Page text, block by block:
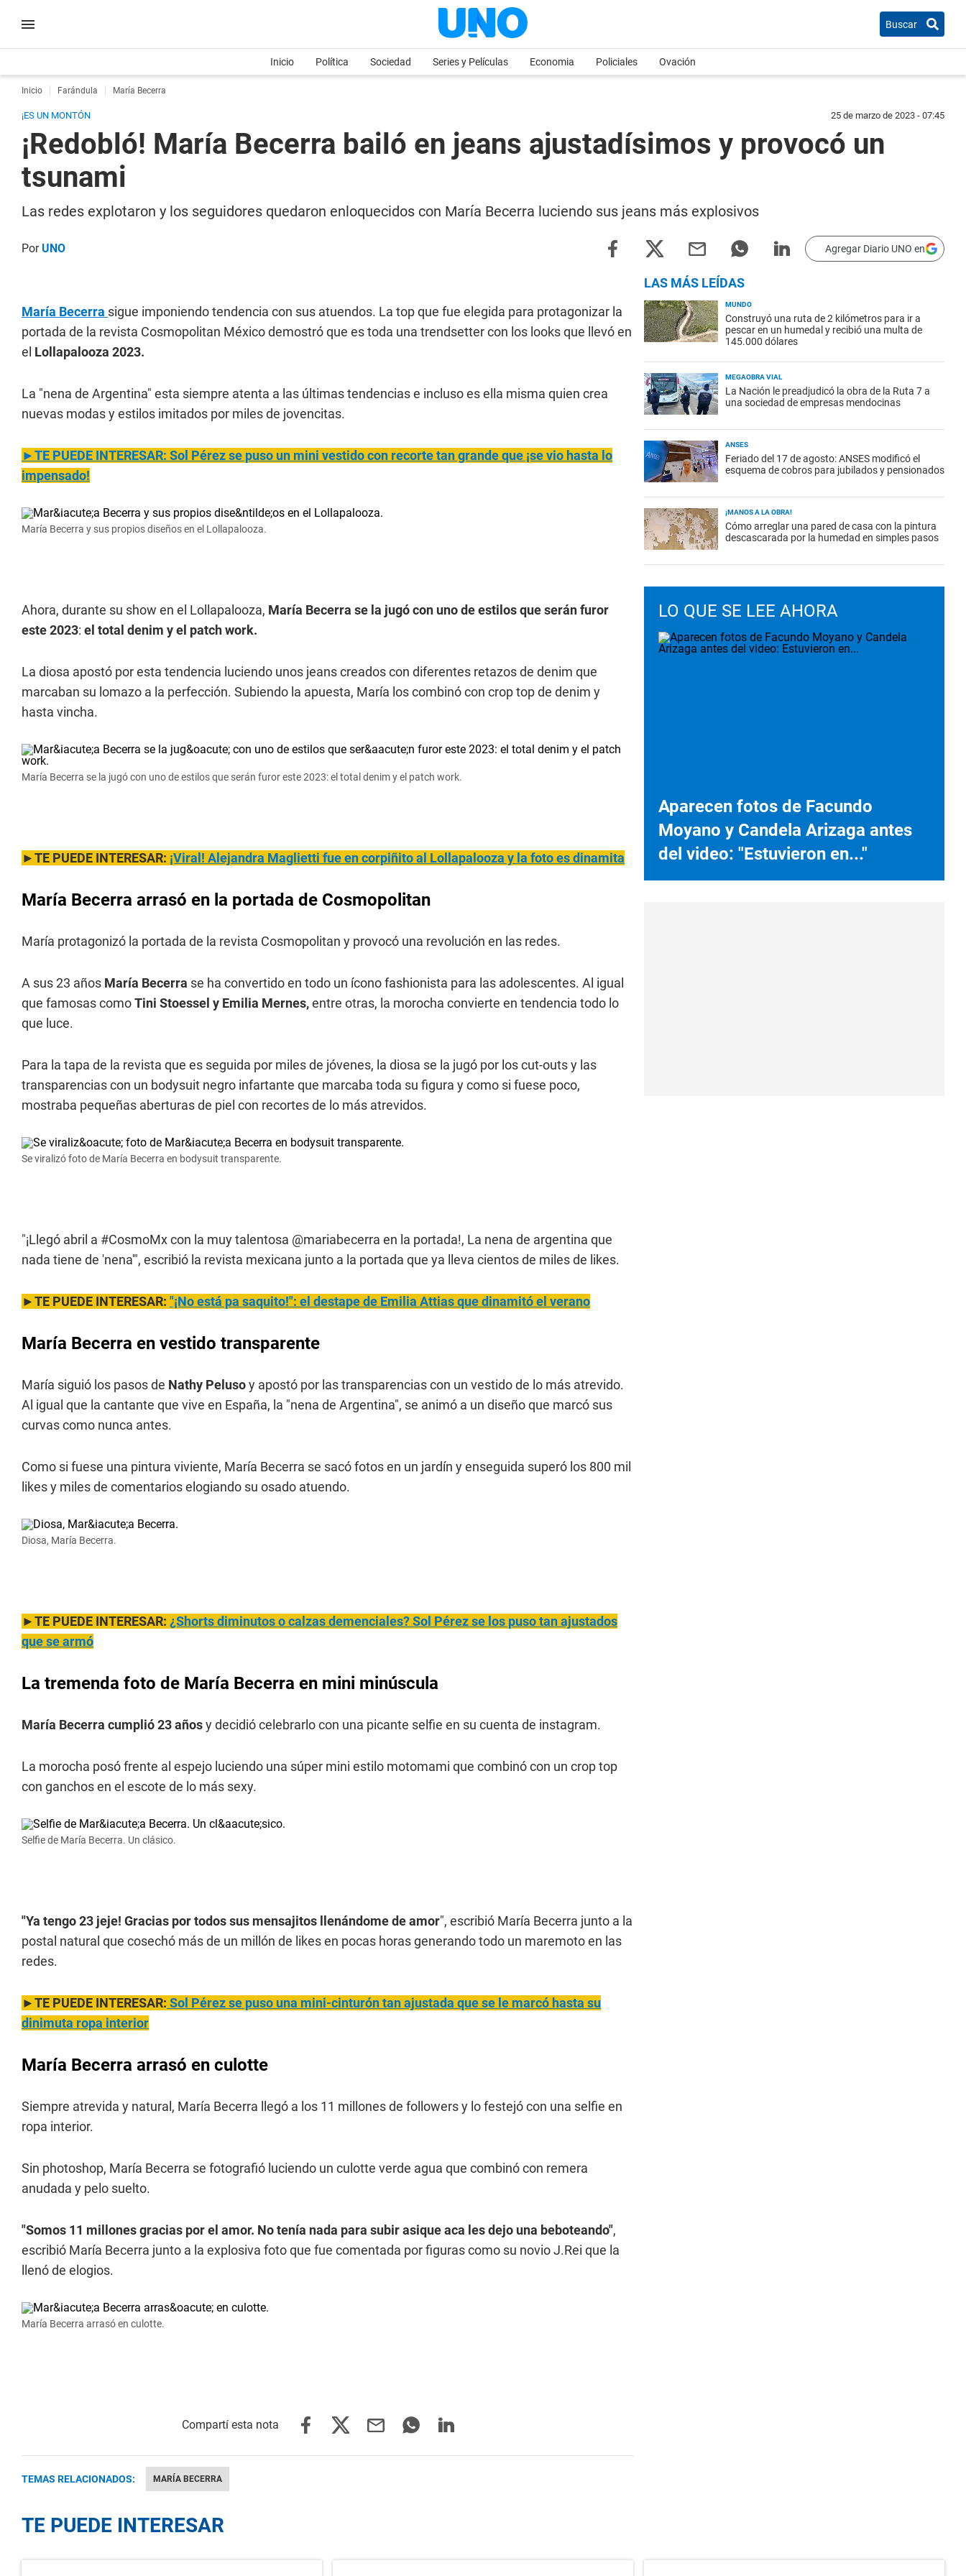
Buscar
Inicio Política Sociedad Series y Películas Economia Policiales Ovación
Inicio Farándula María Becerra
¡ES UN MONTÓN 25 de marzo de 2023 - 07:45
¡Redobló! María Becerra bailó en jeans ajustadísimos y provocó un
tsunami
Las redes explotaron y los seguidores quedaron enloquecidos con María Becerra luciendo sus jeans más explosivos
PorUNO Agregar Diario UNO en
María Becerra sigue imponiendo tendencia con sus atuendos. La top que fue elegida para protagonizar la
portada de la revista Cosmopolitan México demostró que es toda una trendsetter con los looks que llevó en
el Lollapalooza 2023.
La "nena de Argentina" esta siempre atenta a las últimas tendencias e incluso es ella misma quien crea
nuevas modas y estilos imitados por miles de jovencitas.
►TE PUEDE INTERESAR: Sol Pérez se puso un mini vestido con recorte tan grande que ¡se vio hasta lo
impensado!
María Becerra y sus propios diseños en el Lollapalooza.
Ahora, durante su show en el Lollapalooza, María Becerra se la jugó con uno de estilos que serán furor
este 2023: el total denim y el patch work.
La diosa apostó por esta tendencia luciendo unos jeans creados con diferentes retazos de denim que
marcaban su lomazo a la perfección. Subiendo la apuesta, María los combinó con crop top de denim y
hasta vincha.
María Becerra se la jugó con uno de estilos que serán furor este 2023: el total denim y el patch work.
►TE PUEDE INTERESAR: ¡Viral! Alejandra Maglietti fue en corpiñito al Lollapalooza y la foto es dinamita
María Becerra arrasó en la portada de Cosmopolitan
María protagonizó la portada de la revista Cosmopolitan y provocó una revolución en las redes.
A sus 23 años María Becerra se ha convertido en todo un ícono fashionista para las adolescentes. Al igual
que famosas comoTini Stoessel y Emilia Mernes,entre otras, la morocha convierte en tendencia todo lo
que luce.
Para la tapa de la revista que es seguida por miles de jóvenes, la diosa se la jugó por los cut-outs y las
transparencias con un bodysuit negro infartante que marcaba toda su figura y como si fuese poco,
mostraba pequeñas aberturas de piel con recortes de lo más atrevidos.
Se viralizó foto de María Becerra en bodysuit transparente.
"¡Llegó abril a #CosmoMx con la muy talentosa @mariabecerra en la portada!, La nena de argentina que
nada tiene de 'nena'", escribió la revista mexicana junto a la portada que ya lleva cientos de miles de likes.
►TE PUEDE INTERESAR: "¡No está pa saquito!": el destape de Emilia Attias que dinamitó el verano
María Becerra en vestido transparente
María siguió los pasos de Nathy Pelusoy apostó por las transparencias con un vestido de lo más atrevido.
Al igual que la cantante que vive en España, la "nena de Argentina", se animó a un diseño que marcó sus
curvas como nunca antes.
Como si fuese una pintura viviente, María Becerra se sacó fotos en un jardín y enseguida superó los 800 mil
likes y miles de comentarios elogiando su osado atuendo.
Diosa, María Becerra.
►TE PUEDE INTERESAR: ¿Shorts diminutos o calzas demenciales? Sol Pérez se los puso tan ajustados
que se armó
La tremenda foto de María Becerra en mini minúscula
María Becerra cumplió 23 añosy decidió celebrarlo con una picante selfie en su cuenta de instagram.
La morocha posó frente al espejo luciendo una súper mini estilo motomami que combinó con un crop top
con ganchos en el escote de lo más sexy.
Selfie de María Becerra. Un clásico.
"Ya tengo 23 jeje! Gracias por todos sus mensajitos llenándome de amor", escribió María Becerra junto a la
postal natural que cosechó más de un millón de likes en pocas horas generando todo un maremoto en las
redes.
►TE PUEDE INTERESAR: Sol Pérez se puso una mini-cinturón tan ajustada que se le marcó hasta su
dinimuta ropa interior
María Becerra arrasó en culotte
Siempre atrevida y natural, María Becerra llegó a los 11 millones de followers y lo festejó con una selfie en
ropa interior.
Sin photoshop, María Becerra se fotografió luciendo un culotte verde agua que combinó con remera
anudada y pelo suelto.
"Somos 11 millones gracias por el amor. No tenía nada para subir asique aca les dejo una beboteando",
escribió María Becerra junto a la explosiva foto que fue comentada por figuras como su novio J.Rei que la
llenó de elogios.
María Becerra arrasó en culotte.
TEMAS RELACIONADOS: MARÍA BECERRA
LAS MÁS LEÍDAS
MUNDO
Construyó una ruta de 2 kilómetros para ir a
pescar en un humedal y recibió una multa de
145.000 dólares
MEGAOBRA VIAL
La Nación le preadjudicó la obra de la Ruta 7 a
una sociedad de empresas mendocinas
ANSES
Feriado del 17 de agosto: ANSES modificó el
esquema de cobros para jubilados y pensionados
¡MANOS A LA OBRA!
Cómo arreglar una pared de casa con la pintura
descascarada por la humedad en simples pasos
LO QUE SE LEE AHORA
Aparecen fotos de Facundo
Moyano y Candela Arizaga antes
del video: "Estuvieron en..."
TE PUEDE INTERESAR